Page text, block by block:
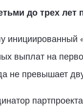
до трех лет
выплат на
не превышает